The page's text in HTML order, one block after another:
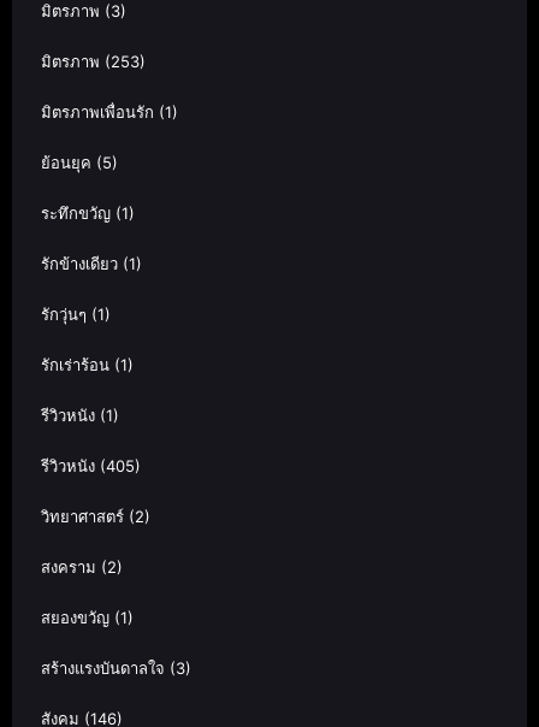
มิตรภาพ (3)
มิตรภาพ (253)
มิตรภาพเพื่อนรัก (1)
ย้อนยุค (5)
ระทึกขวัญ (1)
รักข้างเดียว (1)
รักวุ่นๆ (1)
รักเร่าร้อน (1)
รีวิวหนัง (1)
รีวิวหนัง (405)
วิทยาศาสตร์ (2)
สงคราม (2)
สยองขวัญ (1)
สร้างแรงบันดาลใจ (3)
สังคม (146)